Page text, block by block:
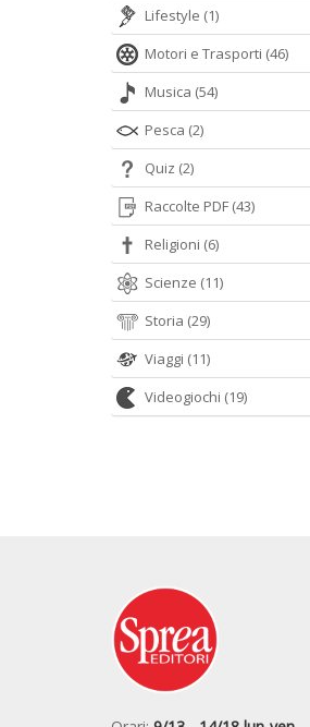
Lifestyle (1)
Motori e Trasporti (46)
Musica (54)
Pesca (2)
Quiz (2)
Raccolte PDF (43)
Religioni (6)
Scienze (11)
Storia (29)
Viaggi (11)
Videogiochi (19)